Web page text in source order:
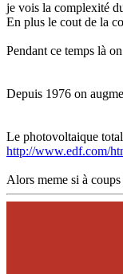
je vois la complexité
En plus le cout de la
Pendant ce temps là
Depuis 1976 on
Le photovoltaique
http://www.edf.com/
Alors meme si à